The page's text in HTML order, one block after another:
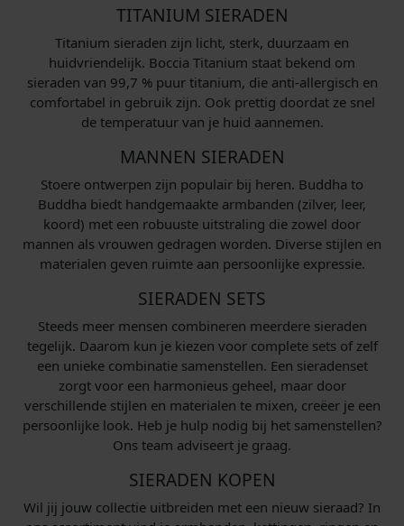
TITANIUM SIERADEN
Titanium sieraden zijn licht, sterk, duurzaam en
huidvriendelijk. Boccia Titanium staat bekend om
sieraden van 99,7 % puur titanium, die anti-allergisch en
comfortabel in gebruik zijn. Ook prettig doordat ze snel
de temperatuur van je huid aannemen.
MANNEN SIERADEN
Stoere ontwerpen zijn populair bij heren. Buddha to
Buddha biedt handgemaakte armbanden (zilver, leer,
koord) met een robuuste uitstraling die zowel door
mannen als vrouwen gedragen worden. Diverse stijlen en
materialen geven ruimte aan persoonlijke expressie.
SIERADEN SETS
Steeds meer mensen combineren meerdere sieraden
tegelijk. Daarom kun je kiezen voor complete sets of zelf
een unieke combinatie samenstellen. Een sieradenset
zorgt voor een harmonieus geheel, maar door
verschillende stijlen en materialen te mixen, creëer je een
persoonlijke look. Heb je hulp nodig bij het samenstellen?
Ons team adviseert je graag.
SIERADEN KOPEN
Wil jij jouw collectie uitbreiden met een nieuw sieraad? In